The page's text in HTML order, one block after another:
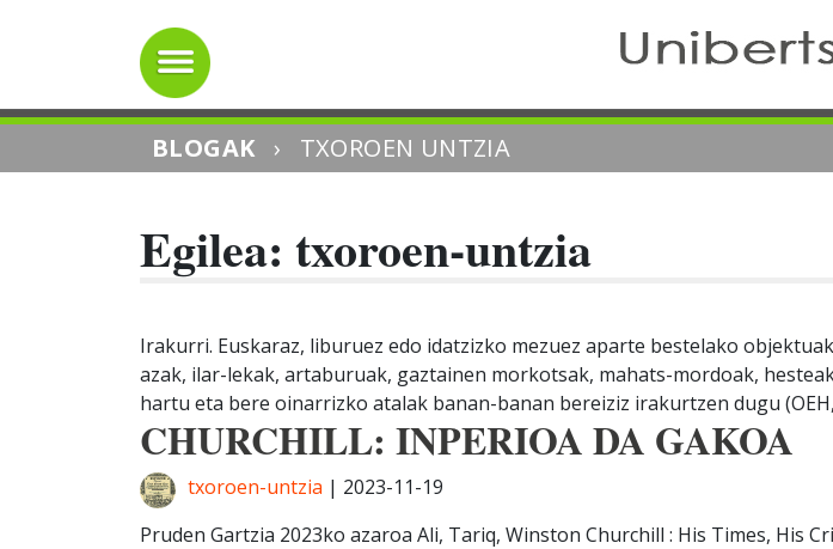
BLOGAK › TXOROEN UNTZIA
Egilea: txoroen-untzia
Irakurri. Euskaraz, liburuez edo idatzizko mezuez aparte bestelako
azak, ilar-lekak, artaburuak, gaztainen morkotsak, mahats-mordoak,
hartu eta bere oinarrizko atalak banan-banan bereiziz irakurtzen dugu
CHURCHILL: INPERIOA DA GAKOA
txoroen-untzia | 2023-11-19
Pruden Gartzia 2023ko azaroa Ali, Tariq, Winston Churchill : His Times, His